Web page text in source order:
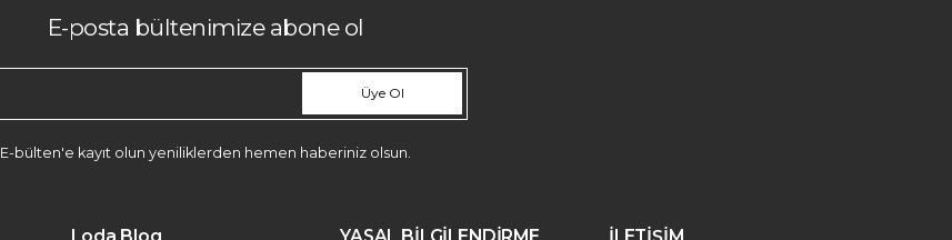
E-posta bültenimize abone ol
Üye Ol
E-bülten'e kayıt olun yeniliklerden hemen haberiniz olsun.